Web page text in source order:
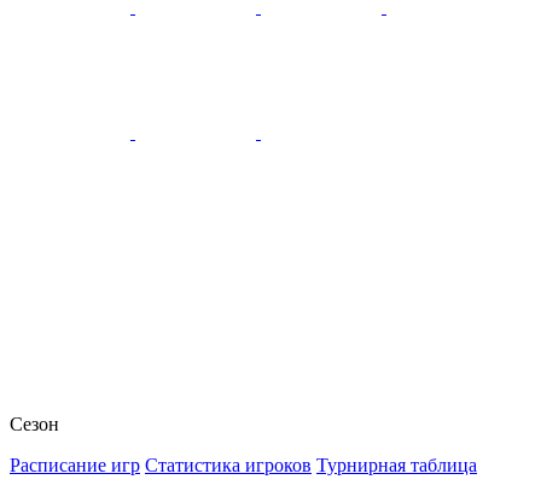
Сезон
Расписание игр Статистика игроков Турнирная таблица